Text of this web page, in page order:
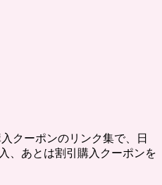
クーポンのリンク集で、日
、あとは割引購入クーポンを